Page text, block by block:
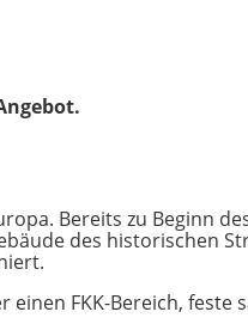
Bereits zu Beginn
des historischen
FKK-Bereich, feste